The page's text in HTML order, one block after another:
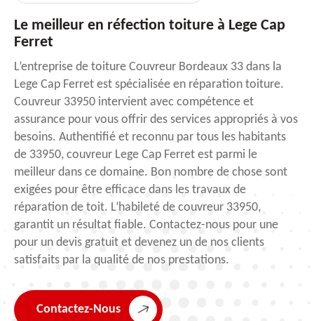
Le meilleur en réfection toiture à Lege Cap
Ferret
L’entreprise de toiture Couvreur Bordeaux 33 dans la
Lege Cap Ferret est spécialisée en réparation toiture.
Couvreur 33950 intervient avec compétence et
assurance pour vous offrir des services appropriés à vos
besoins. Authentifié et reconnu par tous les habitants
de 33950, couvreur Lege Cap Ferret est parmi le
meilleur dans ce domaine. Bon nombre de chose sont
exigées pour être efficace dans les travaux de
réparation de toit. L’habileté de couvreur 33950,
garantit un résultat fiable. Contactez-nous pour une
pour un devis gratuit et devenez un de nos clients
satisfaits par la qualité de nos prestations.
Contactez-Nous